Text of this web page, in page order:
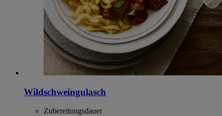
Wildschweingulasch
Zubereitungsdauer